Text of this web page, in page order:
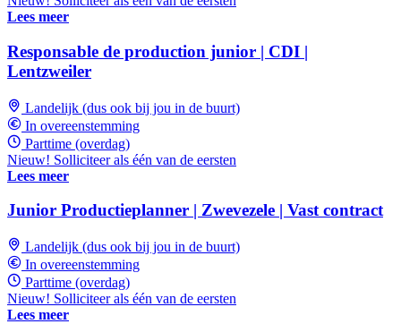
Lees meer
Responsable de production junior | CDI |
Lentzweiler
Landelijk (dus ook bij jou in de buurt)
In overeenstemming
Parttime (overdag)
Nieuw! Solliciteer als één van de eersten
Lees meer
Junior Productieplanner | Zwevezele | Vast contract
Landelijk (dus ook bij jou in de buurt)
In overeenstemming
Parttime (overdag)
Nieuw! Solliciteer als één van de eersten
Lees meer